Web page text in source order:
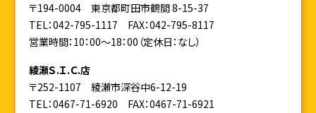
〒194-0004 東京都町田市鶴間 8-15-37
TEL：042-795-1117 FAX：042-795-8117
営業時間：10：00～18：00（定休日：なし）
綾瀬Ｓ.Ｉ.Ｃ.店
〒252-1107 綾瀬市深谷中6-12-19
TEL：0467-71-6920 FAX：0467-71-6921